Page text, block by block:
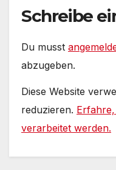
Schreibe
Du musst
abzugeben.
Diese Website
reduzieren.
verarbeitet werden.